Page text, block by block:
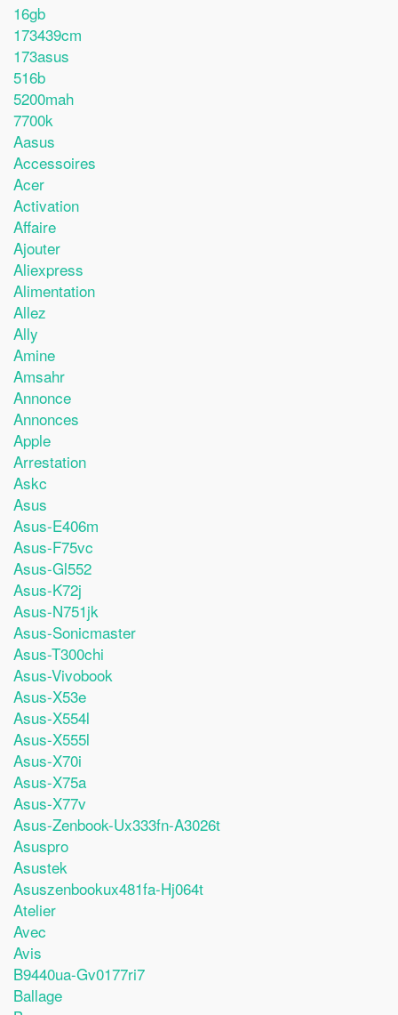
16gb
173439cm
173asus
516b
5200mah
7700k
Aasus
Accessoires
Acer
Activation
Affaire
Ajouter
Aliexpress
Alimentation
Allez
Ally
Amine
Amsahr
Annonce
Annonces
Apple
Arrestation
Askc
Asus
Asus-E406m
Asus-F75vc
Asus-Gl552
Asus-K72j
Asus-N751jk
Asus-Sonicmaster
Asus-T300chi
Asus-Vivobook
Asus-X53e
Asus-X554l
Asus-X555l
Asus-X70i
Asus-X75a
Asus-X77v
Asus-Zenbook-Ux333fn-A3026t
Asuspro
Asustek
Asuszenbookux481fa-Hj064t
Atelier
Avec
Avis
B9440ua-Gv0177ri7
Ballage